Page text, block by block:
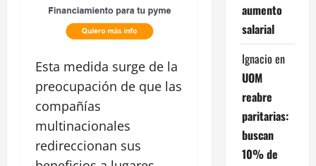
Esta medida surge de la
preocupación de que las
compañías
multinacionales
redireccionan sus
aumento
salarial
Ignacio en
UOM
reabre
paritarias:
buscan
10% de